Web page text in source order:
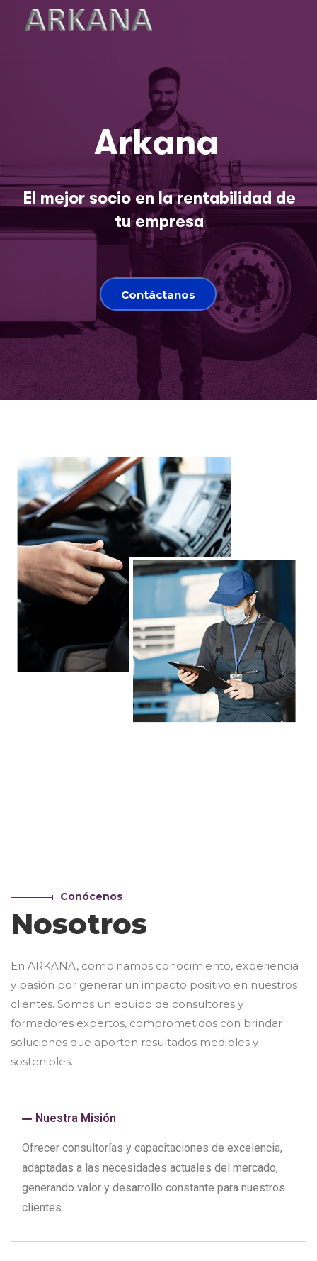
Arkana
E mejor socio en l a rentabilidad de
tu empresa
Contáctanos
Conócenos
Nosotros
En ARKANA, combinamos conocimiento, experiencia
y pasión por generar un impacto positivo en nuestros
clientes. Somos un equipo de consultores y
formadores expertos, comprometidos con brindar
soluciones que aporten resultados medibles y
sostenibles.
Nuestra Misión
Ofrecer consultorías y capacitaciones de excelencia,
adaptadas a las necesidades actuales del mercado,
generando valor y desarrollo constante para nuestros
clientes.